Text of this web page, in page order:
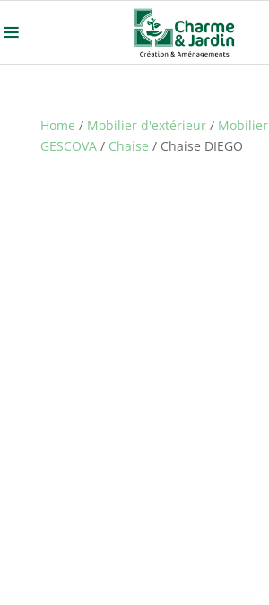
Home / Mobilier d'extérieur/ Mobilier
GESCOVA/ Chaise / Chaise DIEGO